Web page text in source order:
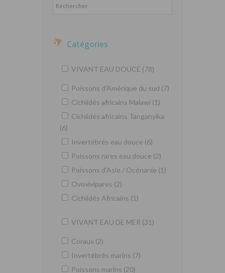
Catégories
VIVANT EAU DOUCE (78)
Poissons d'Amérique du sud (7)
Cichlidés africains Malawi (1)
Cichlidés africains Tanganyika
(6)
Invertébrés eau douce (6)
Poissons rares eau douce (2)
Poissons d'Asie / Océnanie (1)
Ovovivipares (2)
Cichlidés Africains (1)
VIVANT EAU DE MER (31)
Coraux (2)
Invertébrés marins (7)
Poissons marins (20)